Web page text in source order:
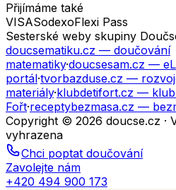
Přijímáme také
VISASodexoFlexi Pass
Sesterské weby skupiny
doucsematiku.cz — doučování
matematiky·doucsesam.cz —
portál·tvorbazduse.cz —
materiály·klubdetifort.cz — klub
Fořt·receptybezmasa.cz —
Copyright © 2026 doucse.cz ·
vyhrazena
Chci poptat doučování
Zavolejte nám
+420 494 900 173